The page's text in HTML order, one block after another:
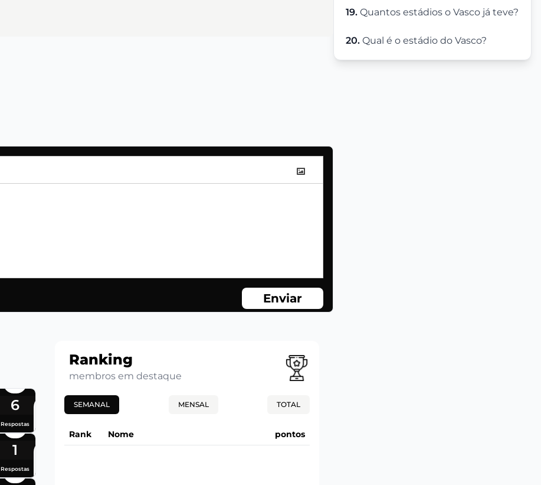
19. Quantos estádios o Vasco já teve?
20. Qual é o estádio do Vasco?
Enviar
6
Respostas
1
Respostas
Ranking
membros em destaque
SEMANAL MENSAL TOTAL
Rank Nome pontos